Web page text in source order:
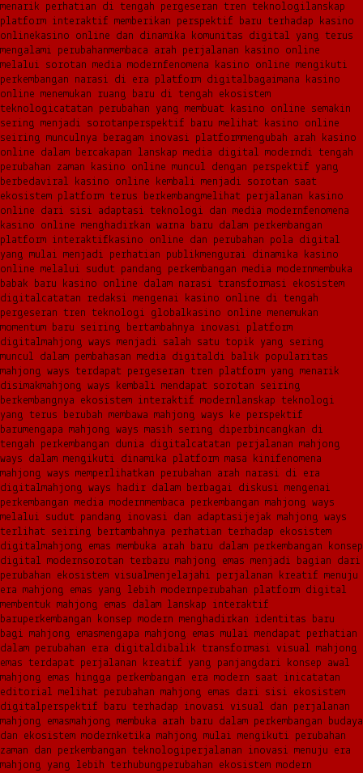
menarik perhatian di tengah pergeseran tren teknologilanskap
platform interaktif memberikan perspektif baru terhadap kasino
onlinekasino online dan dinamika komunitas digital yang terus
mengalami perubahanmembaca arah perjalanan kasino online
melalui sorotan media modernfenomena kasino online mengikuti
perkembangan narasi di era platform digitalbagaimana kasino
online menemukan ruang baru di tengah ekosistem
teknologicatatan perubahan yang membuat kasino online semakin
sering menjadi sorotanperspektif baru melihat kasino online
seiring munculnya beragam inovasi platformmengubah arah kasino
online dalam bercakapan lanskap media digital moderndi tengah
perubahan zaman kasino online muncul dengan perspektif yang
berbedaviral kasino online kembali menjadi sorotan saat
ekosistem platform terus berkembangmelihat perjalanan kasino
online dari sisi adaptasi teknologi dan media modernfenomena
kasino online menghadirkan warna baru dalam perkembangan
platform interaktifkasino online dan perubahan pola digital
yang mulai menjadi perhatian publikmengurai dinamika kasino
online melalui sudut pandang perkembangan media modernmembuka
babak baru kasino online dalam narasi transformasi ekosistem
digitalcatatan redaksi mengenai kasino online di tengah
pergeseran tren teknologi globalkasino online menemukan
momentum baru seiring bertambahnya inovasi platform
digitalmahjong ways menjadi salah satu topik yang sering
muncul dalam pembahasan media digitaldi balik popularitas
mahjong ways terdapat pergeseran tren platform yang menarik
disimakmahjong ways kembali mendapat sorotan seiring
berkembangnya ekosistem interaktif modernlanskap teknologi
yang terus berubah membawa mahjong ways ke perspektif
barumengapa mahjong ways masih sering diperbincangkan di
tengah perkembangan dunia digitalcatatan perjalanan mahjong
ways dalam mengikuti dinamika platform masa kinifenomena
mahjong ways memperlihatkan perubahan arah narasi di era
digitalmahjong ways hadir dalam berbagai diskusi mengenai
perkembangan media modernmembaca perkembangan mahjong ways
melalui sudut pandang inovasi dan adaptasijejak mahjong ways
terlihat seiring bertambahnya perhatian terhadap ekosistem
digitalmahjong emas membuka arah baru dalam perkembangan konsep
digital modernsorotan terbaru mahjong emas menjadi bagian dari
perubahan ekosistem visualmenjelajahi perjalanan kreatif menuju
era mahjong emas yang lebih modernperubahan platform digital
membentuk mahjong emas dalam lanskap interaktif
baruperkembangan konsep modern menghadirkan identitas baru
bagi mahjong emasmengapa mahjong emas mulai mendapat perhatian
dalam perubahan era digitaldibalik transformasi visual mahjong
emas terdapat perjalanan kreatif yang panjangdari konsep awal
mahjong emas hingga perkembangan era modern saat inicatatan
editorial melihat perubahan mahjong emas dari sisi ekosistem
digitalperspektif baru terhadap inovasi visual dan perjalanan
mahjong emasmahjong membuka arah baru dalam perkembangan budaya
dan ekosistem modernketika mahjong mulai mengikuti perubahan
zaman dan perkembangan teknologiperjalanan inovasi menuju era
mahjong yang lebih terhubungperubahan ekosistem modern